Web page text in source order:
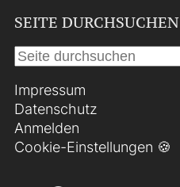
SEITE DURCHSUCHEN
Impressum
Datenschutz
Anmelden
Cookie-Einstellungen 🍪